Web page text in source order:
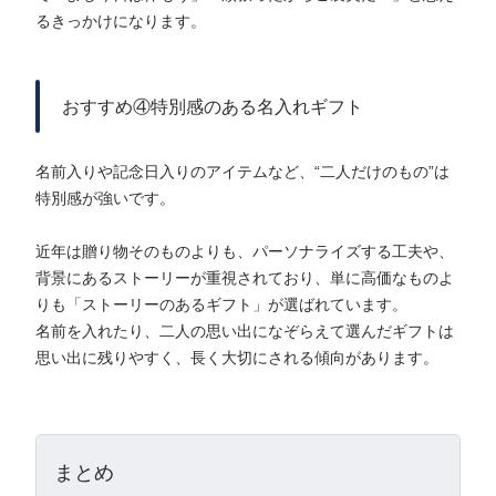
るきっかけになります。
おすすめ④特別感のある名入れギフト
名前入りや記念日入りのアイテムなど、“二人だけのもの”は
特別感が強いです。
近年は贈り物そのものよりも、パーソナライズする工夫や、
背景にあるストーリーが重視されており、単に高価なものよ
りも「ストーリーのあるギフト」が選ばれています。
名前を入れたり、二人の思い出になぞらえて選んだギフトは
思い出に残りやすく、長く大切にされる傾向があります。
まとめ